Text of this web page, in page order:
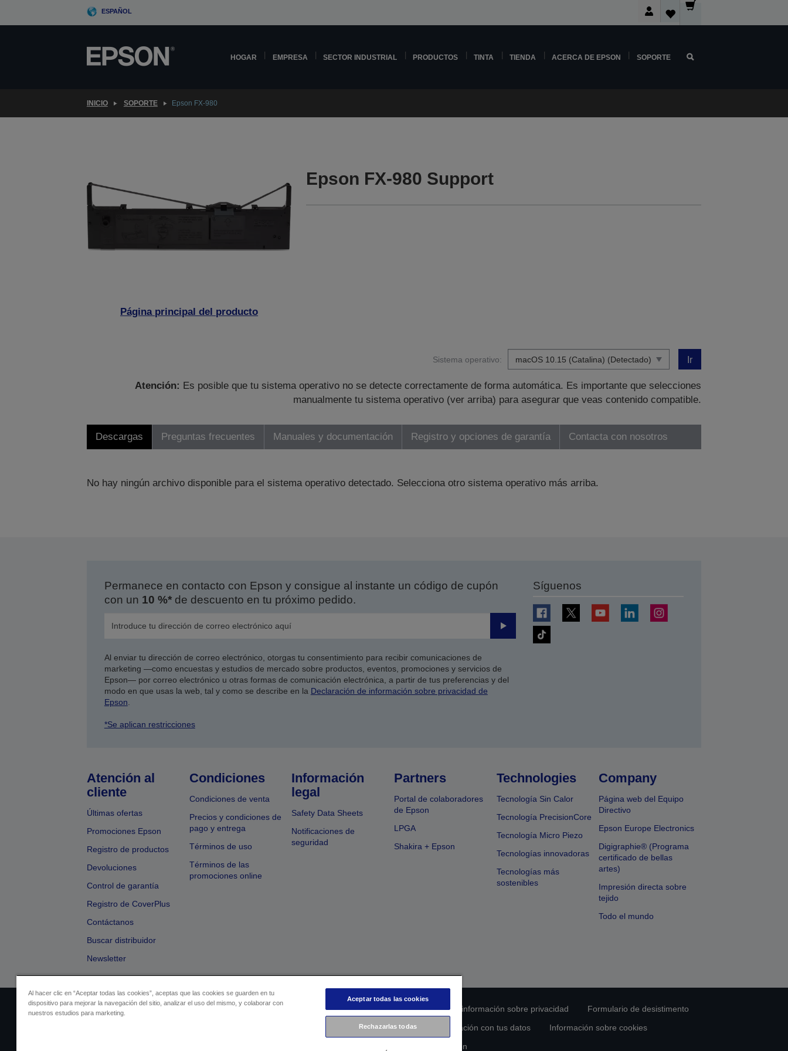
ESPAÑOL
HOGAR EMPRESA SECTOR INDUSTRIAL PRODUCTOS TINTA TIENDA ACERCA DE EPSON SOPORTE
INICIO SOPORTE Epson FX-980
Página principal del producto
Epson FX-980 Support
Sistema operativo: Ir
Atención: Es posible que tu sistema operativo no se detecte correctamente de forma automática. Es importante que selecciones
manualmente tu sistema operativo (ver arriba) para asegurar que veas contenido compatible.
Descargas Preguntas frecuentes Manuales y documentación Registro y opciones de garantía Contacta con nosotros
No hay ningún archivo disponible para el sistema operativo detectado. Selecciona otro sistema operativo más arriba.
Permanece en contacto con Epson y consigue al instante un código de cupón
con un 10 %*de descuento en tu próximo pedido.
Enviar
Al enviar tu dirección de correo electrónico, otorgas tu consentimiento para recibir comunicaciones de
marketing —como encuestas y estudios de mercado sobre productos, eventos, promociones y servicios de
Epson— por correo electrónico u otras formas de comunicación electrónica, a partir de tus preferencias y del
modo en que usas la web, tal y como se describe en la Declaración de información sobre privacidad de
Epson.
*Se aplican restricciones
Síguenos
Atención al
cliente
Últimas ofertas
Promociones Epson
Registro de productos
Devoluciones
Control de garantía
Registro de CoverPlus
Contáctanos
Buscar distribuidor
Newsletter
Condiciones
Condiciones de venta
Precios y condiciones de
pago y entrega
Términos de uso
Términos de las
promociones online
Información
legal
Safety Data Sheets
Notificaciones de
seguridad
Partners
Portal de colaboradores
de Epson
LPGA
Shakira + Epson
Technologies
Tecnología Sin Calor
Tecnología PrecisionCore
Tecnología Micro Piezo
Tecnologías innovadoras
Tecnologías más
sostenibles
Company
Página web del Equipo
Directivo
Epson Europe Electronics
Digigraphie® (Programa
certificado de bellas
artes)
Impresión directa sobre
tejido
Todo el mundo
Identificación del vendedor Identificación de cumplimiento de los productos Declaración de información sobre privacidad
Formulario de desistimento
Ponte en contacto con nosotros en relación con tus datos
Información sobre cookies
Compromiso de accesibilidad de Epson
Al hacer clic en “Aceptar todas las cookies”, aceptas que las cookies se guarden en tu
dispositivo para mejorar la navegación del sitio, analizar el uso del mismo, y colaborar con
nuestros estudios para marketing.
Aceptar todas las cookies
Rechazarlas todas